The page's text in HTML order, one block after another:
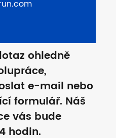
ohledně
e-mail nebo
formulář. Náš
vás bude
hodin.